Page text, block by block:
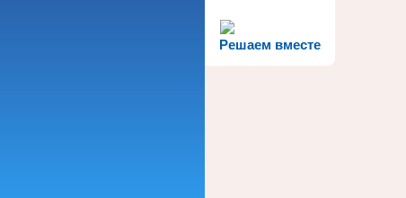
Решаем вместе